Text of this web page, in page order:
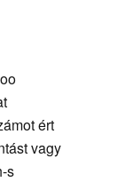
ért
vagy
s